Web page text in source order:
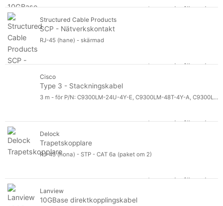
Produktlinje
Produktlinje
Modell
Modell
Logga in för pris
Structured Cable Products
SCP - Nätverkskontakt
RJ-45 (hane) - skärmad
Logga in för pris
Cisco
Type 3 - Stackningskabel
3 m - för P/N: C9300LM-24U-4Y-E, C9300LM-48T-4Y-A, C9300LM-48U-4Y-A, C9300L-STACK-KIT2=
Logga in för pris
Delock
Trapetskopplare
RJ-45 (hona) - STP - CAT 6a (paket om 2)
Logga in för pris
Lanview
10GBase direktkopplingskabel